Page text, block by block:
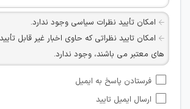
امکان تأیید نظرات سیاسی وجود ندارد.
امکان تایید نظراتی که حاوی اخبار غیر قابل
های معتبر می باشند، وجود ندارد.
شبکه های مجازی ارتباطی می باشند وجود ندارد.
امکان تأیید نظرات کاربرانی که به هر طریقی
فرستادن پاسخ به ایمیل
ارسال ایمیل تایید